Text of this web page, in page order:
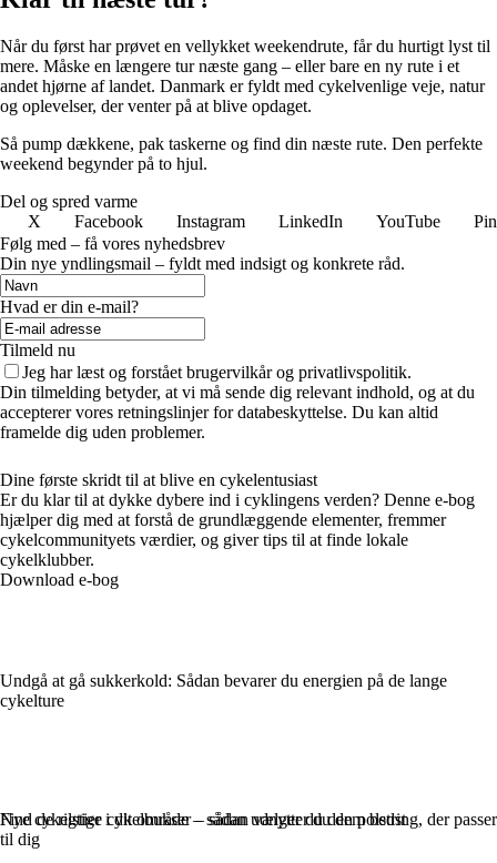
Når du først har prøvet en vellykket weekendrute, får du hurtigt lyst til
mere. Måske en længere tur næste gang – eller bare en ny rute i et
andet hjørne af landet. Danmark er fyldt med cykelvenlige veje, natur
og oplevelser, der venter på at blive opdaget.
Så pump dækkene, pak taskerne og find din næste rute. Den perfekte
weekend begynder på to hjul.
Del og spred varme
X
Facebook Instagram LinkedIn YouTube
Følg med – få vores nyhedsbrev
Din nye yndlingsmail – fyldt med indsigt og konkrete råd.
Hvad er din e-mail?
Tilmeld nu
Jeg har læst og forstået brugervilkår og privatlivspolitik.
Din tilmelding betyder, at vi må sende dig relevant indhold, og at du
accepterer vores retningslinjer for databeskyttelse. Du kan altid
framelde dig uden problemer.
Dine første skridt til at blive en cykelentusiast
Er du klar til at dykke dybere ind i cyklingens verden? Denne e-bog
hjælper dig med at forstå de grundlæggende elementer, fremmer
cykelcommunityets værdier, og giver tips til at finde lokale
cykelklubber.
Download e-bog
Undgå at gå sukkerkold: Sådan bevarer du energien på de lange
cykelture
Find de rigtige cykelbukser – sådan vælger du den polstring, der passer
til dig
Nye cykelstier i dit område – sådan udnytter du dem bedst